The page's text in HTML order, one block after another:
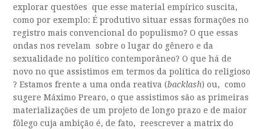
explorar questões que esse material empírico suscita,
como por exemplo: É produtivo situar essas formações no
registro mais convencional do populismo? O que essas
ondas nos revelam sobre o lugar do gênero e da
sexualidade no político contemporâneo? O que há de
novo no que assistimos em termos da política do religioso
? Estamos frente a uma onda reativa (backlash) ou, como
sugere Máximo Prearo, o que assistimos são as primeiras
materializações de um projeto de longo prazo e de maior
fôlego cuja ambição é, de fato, reescrever a matrix do